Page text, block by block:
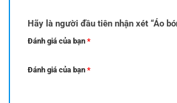
Hãy là người đầu tiên nhận xét “Áo
Đánh giá của bạn *
Đánh giá của bạn *